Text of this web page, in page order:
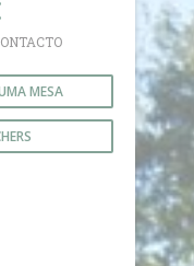
NUMA NOVA JANELA))
NUMA NOVA JANELA))
MESA